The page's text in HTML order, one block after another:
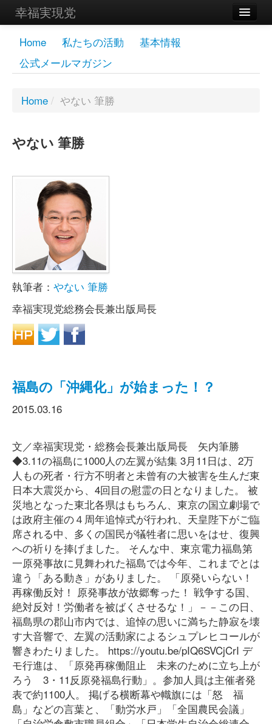
幸福実現党
メンバーズページ
党員
幸福の科学グループ
Home 私たちの活動
基本情報
公式メールマガジン
Home / やない 筆勝
やない 筆勝
執筆者： やない 筆勝
幸福実現党総務会長兼出版局長
福島の「沖縄化」が始まった！？
2015.03.16
文／幸福実現党・総務会長兼出版局長 矢内筆勝
◆3.11の福島に1000人の左翼が結集 3月11日は、2万
人もの死者・行方不明者と未曾有の大被害を生んだ東
日本大震災から、4回目の慰霊の日となりました。 被
災地となった東北各県はもちろん、東京の国立劇場で
は政府主催の４周年追悼式が行われ、天皇陛下がご臨
席される中、多くの国民が犠牲者に思いをはせ、復興
への祈りを捧げました。 そんな中、東京電力福島第
一原発事故に見舞われた福島では今年、これまでとは
違う「ある動き」がありました。 「原発いらない！
再稼働反対！ 原発事故が故郷奪った！ 戦争する国、
絶対反対！労働者を被ばくさせるな！」－－この日、
福島県の郡山市内では、追悼の思いに満ちた静寂を壊
す大音響で、左翼の活動家によるシュプレヒコールが
響きわたりました。 https://youtu.be/pIQ6SVCjCrI デ
モ行進は、「原発再稼働阻止 未来のために立ち上が
ろう 3・11反原発福島行動」。参加人員は主催者発
表で約1100人。 掲げる横断幕や幟旗には「怒 福
島」などの言葉と、「動労水戸」「全国農民会議」